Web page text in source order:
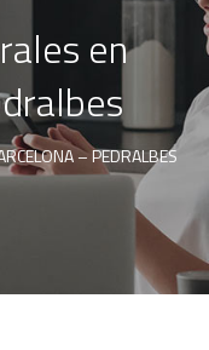
en
– PEDRALBES